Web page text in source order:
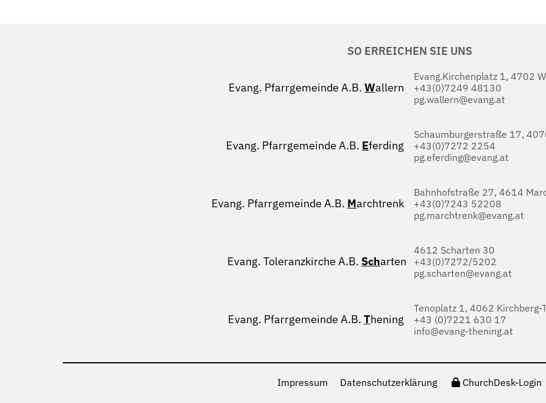
SO ERREICHEN SIE UNS
Evang. Pfarrgemeinde A.B. Wallern
Evang.Kirchenplatz 1, 4702
+43(0)7249 48130
pg.wallern@evang.at
Evang. Pfarrgemeinde A.B. Eferding
Schaumburgerstraße 17,
+43(0)7272 2254
pg.eferding@evang.at
Evang. Pfarrgemeinde A.B. Marchtrenk
Bahnhofstraße 27, 4614
+43(0)7243 52208
pg.marchtrenk@evang.at
Evang. Toleranzkirche A.B. Scharten
4612 Scharten 30
+43(0)7272/5202
pg.scharten@evang.at
Evang. Pfarrgemeinde A.B. Thening
Tenoplatz 1, 4062 Kirchberg-
+43 (0)7221 630 17
info@evang-thening.at
Impressum Datenschutzerklärung ChurchDesk-Login